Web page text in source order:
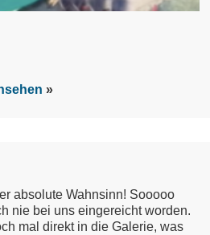
absolute Wahnsinn! Sooooo
nie bei uns eingereicht worden.
mal direkt in die Galerie, was